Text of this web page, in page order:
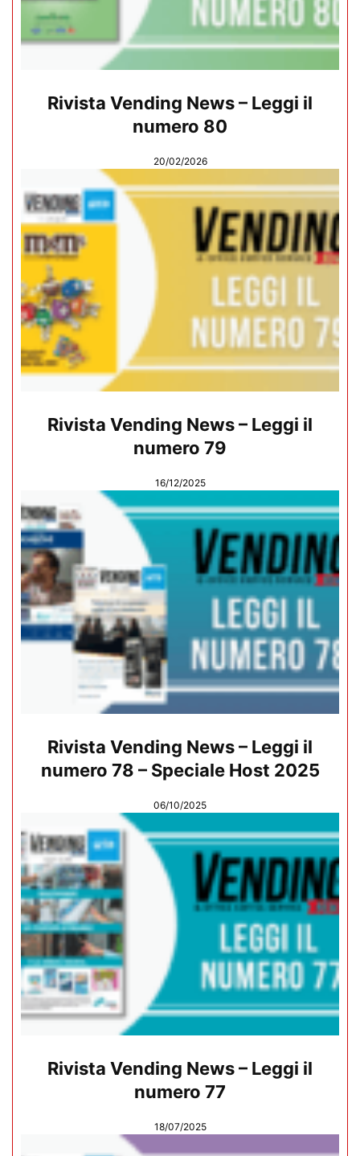
Rivista Vending News – Leggi il
numero 80
20/02/2026
Rivista Vending News – Leggi il
numero 79
16/12/2025
Rivista Vending News – Leggi il
numero 78 – Speciale Host 2025
06/10/2025
Rivista Vending News – Leggi il
numero 77
18/07/2025